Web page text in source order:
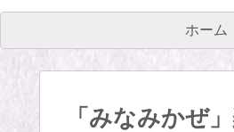
ホーム
「みなみかぜ